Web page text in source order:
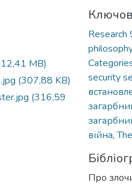
MB)
(307,88 KB)
(316,59
Research
security
війна,
Про